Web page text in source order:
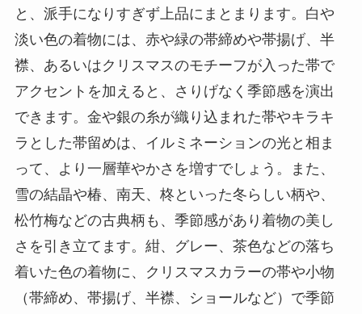
と、派手になりすぎず上品にまとまります。白や
淡い色の着物には、赤や緑の帯締めや帯揚げ、半
襟、あるいはクリスマスのモチーフが入った帯で
アクセントを加えると、さりげなく季節感を演出
できます。金や銀の糸が織り込まれた帯やキラキ
ラとした帯留めは、イルミネーションの光と相ま
って、より一層華やかさを増すでしょう。また、
雪の結晶や椿、南天、柊といった冬らしい柄や、
松竹梅などの古典柄も、季節感があり着物の美し
さを引き立てます。紺、グレー、茶色などの落ち
着いた色の着物に、クリスマスカラーの帯や小物
（帯締め、帯揚げ、半襟、ショールなど）で季節